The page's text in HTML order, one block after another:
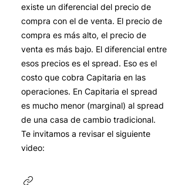
existe un diferencial del precio de
compra con el de venta. El precio de
compra es más alto, el precio de
venta es más bajo. El diferencial entre
esos precios es el spread. Eso es el
costo que cobra Capitaria en las
operaciones. En Capitaria el spread
es mucho menor (marginal) al spread
de una casa de cambio tradicional.
Te invitamos a revisar el siguiente
video: